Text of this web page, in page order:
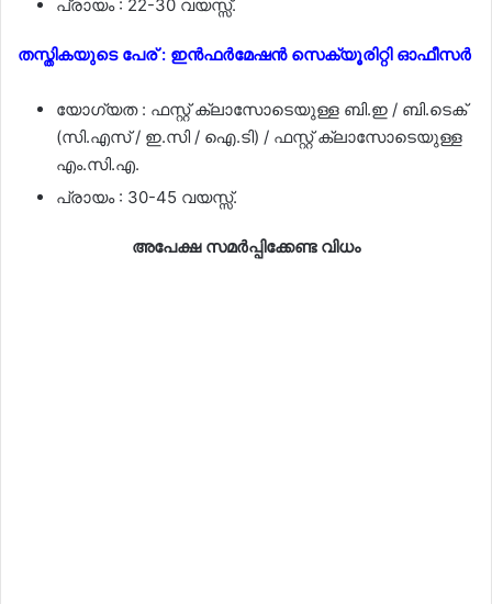
പ്രായം : 22-30 വയസ്സ്.
തസ്തികയുടെ പേര് : ഇൻഫർമേഷൻ സെക്യൂരിറ്റി ഓഫീസർ
യോഗ്യത : ഫസ്റ്റ് ക്ലാസോടെയുള്ള ബി.ഇ / ബി.ടെക്
(സി.എസ് / ഇ.സി / ഐ.ടി) / ഫസ്റ്റ് ക്ലാസോടെയുള്ള
എം.സി.എ.
പ്രായം : 30-45 വയസ്സ്.
അപേക്ഷ സമർപ്പിക്കേണ്ട വിധം